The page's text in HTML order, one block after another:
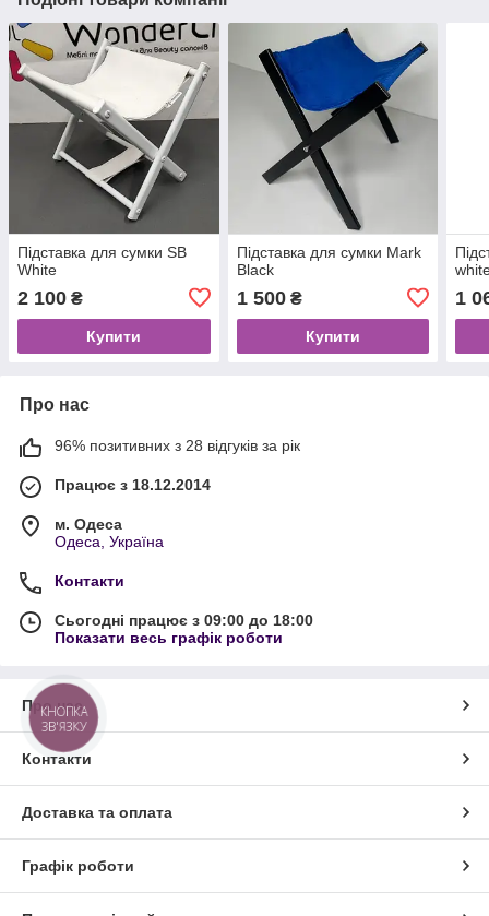
Підставка для сумки SB
White
2 100 ₴
Купити
Підставка для сумки Mark
Black
1 500₴
Купити
1
Про нас
96% позитивних з 28 відгуків за рік
Працює з 18.12.2014
м. Одеса
Одеса, Україна
Контакти
Сьогодні працює з 09:00 до 18:00
Показати весь графік роботи
Про нас
Контакти
Доставка та оплата
Графік роботи
КНОПКА
ЗВ'ЯЗКУ